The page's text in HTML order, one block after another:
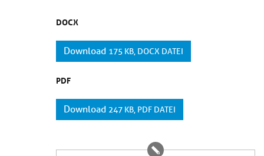
DOCX
Download 175 KB, DOCX DATEI
PDF
Download 247 KB, PDF DATEI